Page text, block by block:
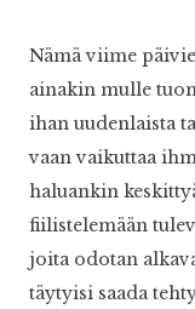
Nämä viime
ainakin mulle
ihan uudenlaista
vaan vaikuttaa
haluankin
fiilistelemään
joita odotan
täytyisi saada